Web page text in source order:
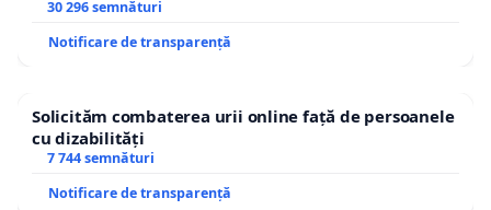
30 296 semnături
Notificare de transparență
Solicităm combaterea urii online față de persoanele
cu dizabilități
7 744 semnături
Notificare de transparență